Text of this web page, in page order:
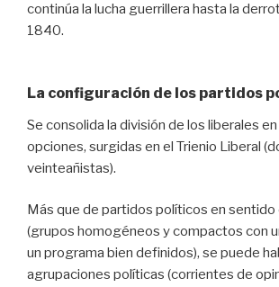
continúa la lucha guerrillera hasta la
1840.
La configuración de los partidos
Se consolida la división de los liberales
opciones, surgidas en el Trienio Liberal
veinteañistas).
Más que de partidos políticos en
(grupos homogéneos y compactos con
un programa bien definidos), se puede
agrupaciones políticas (corrientes de